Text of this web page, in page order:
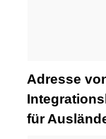
Adresse
für